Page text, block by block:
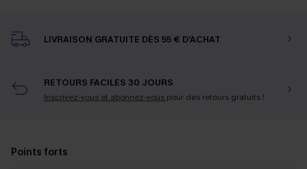
LIVRAISON GRATUITE DÈS 55 € D'ACHAT
RETOURS FACILES 30 JOURS
Inscrivez-vous et abonnez-vous pour des retours gratuits !
Points forts